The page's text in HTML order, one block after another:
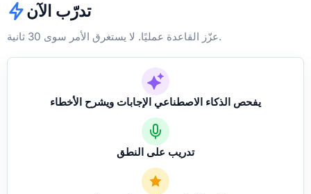
تدرّب الآن
عزّز القاعدة عمليًا. لا يستغرق الأمر سوى 30 ثانية.
يفحص الذكاء الاصطناعي الإجابات ويشرح الأخطاء
تدريب على النطق